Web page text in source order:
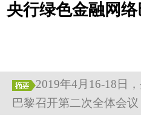
央行绿色金融网
2019年4月16-18日
巴黎召开第二次全体会